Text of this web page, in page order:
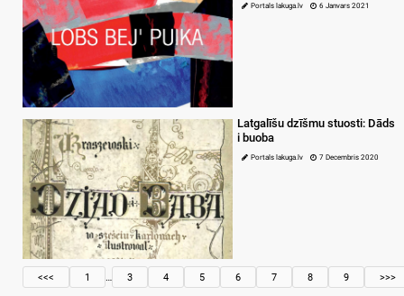
Portals lakuga.lv 6 Janvars 2021
Latgalīšu dzīšmu stuosti: Dāds
i buoba
Portals lakuga.lv 7 Decembris 2020
<<< 1 3 4 5 6 7 8 9 >>>